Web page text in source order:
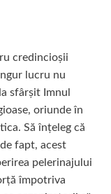
credincioșii
lucru nu
sfârșit Imnul
oriunde în
Să înțeleg că
fapt, acest
pelerinajului
împotriva